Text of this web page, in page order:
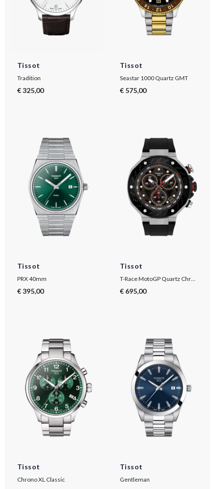
Tissot
Tradition
€ 325,00
Tissot
Seastar 1000 Quartz GMT
€ 575,00
Tissot
PRX 40mm
€ 395,00
Tissot
€ 695,00
Tissot
Chrono XL Classic
Tissot
Gentleman